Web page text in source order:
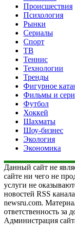
Происшествия
Психология
Рынки
Сериалы
Спорт
ТВ
Теннис
Технологии
Тренды
Фигурное
Фильмы и
Футбол
Хоккей
Шахматы
Шоу-бизнес
Экология
Экономика
Данный сайт не
сайте ни чего не
услуги не
новостей RSS
newsru.com.
ответственность за
Администрация